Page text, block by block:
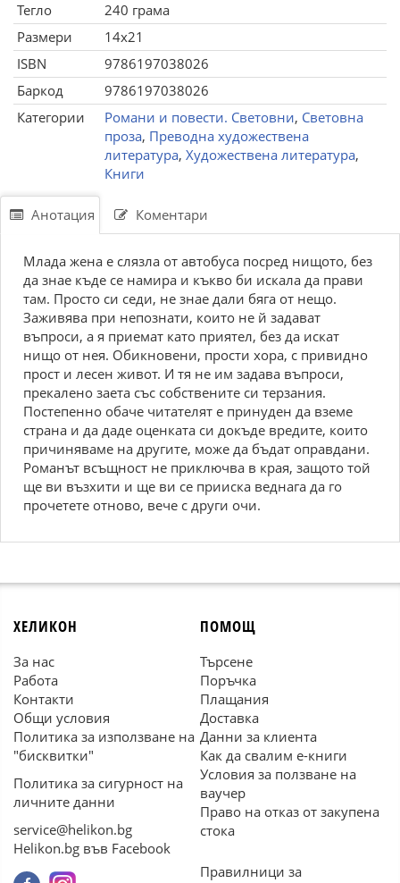
Тегло
240 грама
Размери
14x21
ISBN
9786197038026
Баркод
9786197038026
Категории
Романи и повести. Световни, Световна
проза, Преводна художествена
литература, Художествена литература,
Книги
Анотация Коментари
Млада жена е слязла от автобуса посред нищото, без
да знае къде се намира и къкво би искала да прави
там. Просто си седи, не знае дали бяга от нещо.
Заживява при непознати, които не й задават
въпроси, а я приемат като приятел, без да искат
нищо от нея. Обикновени, прости хора, с привидно
прост и лесен живот. И тя не им задава въпроси,
прекалено заета със собствените си терзания.
Постепенно обаче читателят е принуден да вземе
страна и да даде оценката си докъде вредите, които
причиняваме на другите, може да бъдат оправдани.
Романът всъщност не приключва в края, защото той
ще ви възхити и ще ви се прииска веднага да го
прочетете отново, вече с други очи.
ХЕЛИКОН
За нас
Работа
Контакти
Общи условия
Политика за използване на
"бисквитки"
Политика за сигурност на
личните данни
service@helikon.bg
Helikon.bg във Facebook
ПОМОЩ
Търсене
Поръчка
Плащания
Доставка
Данни за клиента
Как да свалим е-книги
Условия за ползване на
ваучер
Право на отказ от закупена
стока
Правилници за